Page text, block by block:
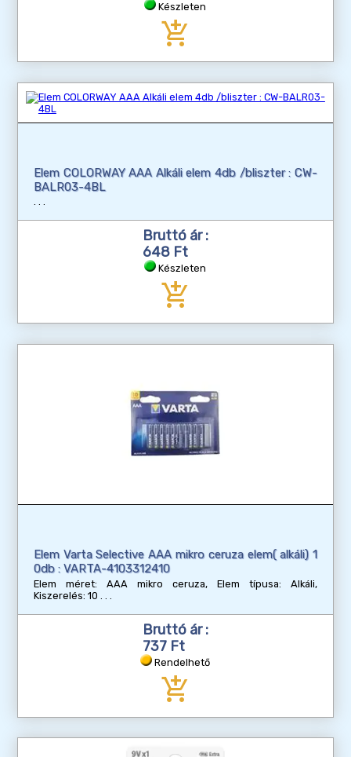
Készleten
add_shopping_cart
Elem COLORWAY AAA Alkáli elem 4db /bliszter : CW-
BALR03-4BL
Bruttó ár :
648 Ft
Készleten
add_shopping_cart
Elem Varta Selective AAA mikro ceruza elem( alkáli) 1
0db : VARTA-4103312410
Elem méret: AAA mikro ceruza, Elem típusa: Alkáli,
Kiszerelés: 10
Bruttó ár :
737 Ft
Rendelhető
add_shopping_cart